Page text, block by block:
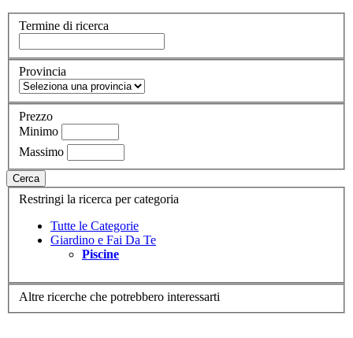
Termine di ricerca
Provincia
Prezzo
Minimo
Massimo
Cerca
Restringi la ricerca per categoria
Tutte le Categorie
Giardino e Fai Da Te
Piscine
Altre ricerche che potrebbero interessarti